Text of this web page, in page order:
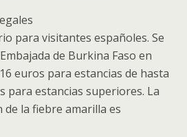
para visitantes españoles. Se
de Burkina Faso en
euros para estancias de hasta
para estancias superiores. La
de la fiebre amarilla es